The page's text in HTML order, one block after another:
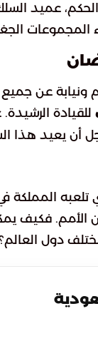
عميد
المجموعات
ونيابة عن
للقيادة
أن يعيد هذا
المملكة
الأمم. فكيف
دول